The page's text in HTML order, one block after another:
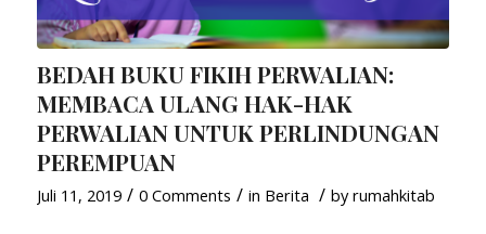
BEDAH BUKU FIKIH PERWALIAN:
MEMBACA ULANG HAK-HAK
PERWALIAN UNTUK PERLINDUNGAN
PEREMPUAN
Juli 11, 2019 / 0 Comments / in Berita / byrumahkitab